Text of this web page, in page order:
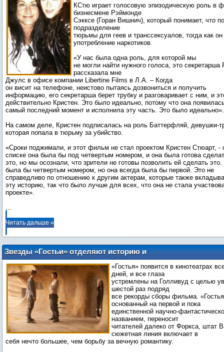
КСтю играет голосовую эпизодическую роль в
бизнесмене Рэймонде
Сэкксе (Горан Вишнич), который понимает, что
подразделение
тюрьмы для геев и транссексуалов, тогда как
употребление наркотиков.
«У нас была одна роль, для которой мы
не могли найти нужного голоса, это
рассказала мне
Джулс в офисе компании Libertine Films в Л.А. – Когда
он висит на телефоне, неистово пытаясь дозвониться и получить
информацию, его секретарша берет трубку и разговаривает с ним, и
действительно Кристен. Это было идеально, потому что она
самый последний момент и исполнила эту часть. Это было идеально».
На самом деле, Кристен подписалась на роль Баттерфляй, девушки-
которая попала в тюрьму за убийство.
«Сроки поджимали, и этот фильм не стал проектом Кристен Стюарт,
списке она была бы под четвертым номером, и она была готова
это, но мы осознали, что зрители не готовы позволить ей сделать
была бы четвертым номером, но она всегда была бы первой. Это не
справедливо по отношению к другим актерам, которые также
эту историю, так что было лучше для всех, что она не стала
...
Читать дальше »
Звезды «Гостьи» отделяют историю и
аудиторию от «Сумерек»
«Гостья» появится в кинотеатрах
дней, и все глаза
устремлены на Голливуд с целью
шестой раз подряд
все рекорды сборы фильма.
основанный на первой и пока
единственной научно-
названием, переносит
читателей далеко от Форкса, штат
сюжетная линия включает в
себя нечто большее, чем борьбу за вечную романтику.